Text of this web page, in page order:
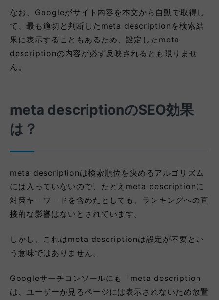
なお、Googleがサイト内容を本文から自動で取得し
て、最も適切と判断したmeta descriptionを検索結
果に表示することもあるため、設定したmeta
descriptionの内容が必ず反映されるとも限りませ
ん。
meta descriptionのSEO効果
は？
meta descriptionは検索順位を決めるアルゴリズム
には入っていないので、たとえmeta descriptionに
対策キーワードを含めたとしても、ランキングへの直
接的な影響はないとされています。
しかし、これはmeta descriptionは設定が不要とい
う意味ではありません。
Googleサーチコンソールにも「meta description
は、ユーザーが見るページには表示されないため放置